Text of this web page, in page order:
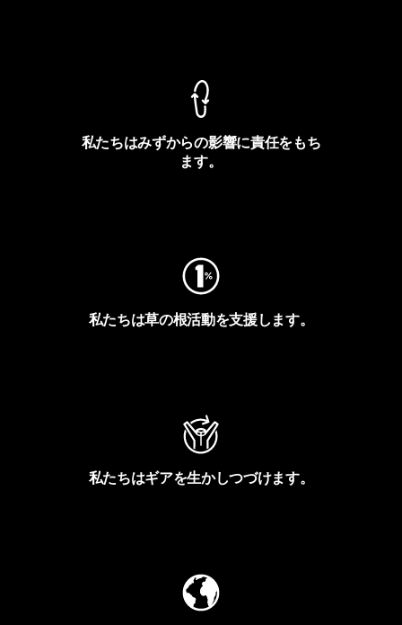
私たちはみずからの影響に責任をもち
ます。
私たちは草の根活動を支援します。
私たちはギアを生かしつづけます。